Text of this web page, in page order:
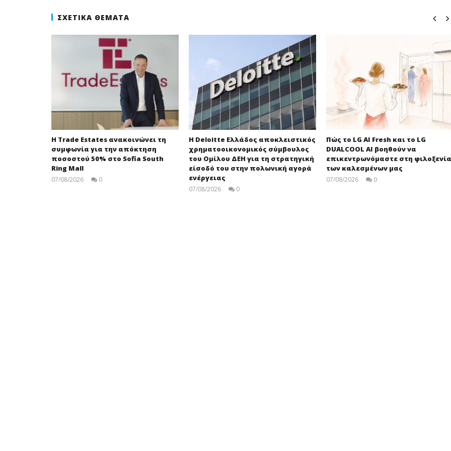
ΣΧΕΤΙΚΆ ΘΈΜΑΤΑ
Η Trade Estates ανακοινώνει τη
συμφωνία για την απόκτηση
ποσοστού 50% στο Sofia South
Ring Mall
07/08/2026 0
Η Deloitte Ελλάδος αποκλειστικός
χρηματοοικονομικός σύμβουλος
του Ομίλου ΔΕΗ για τη στρατηγική
είσοδό του στην πολωνική αγορά
ενέργειας
07/08/2026 0
Πώς το LG AI Fresh και το LG
DUALCOOL AI βοηθούν να
επικεντρωνόμαστε στη φιλοξενία
των καλεσμένων μας
07/08/2026 0